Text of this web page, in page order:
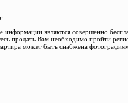
информации являются совершенно
продать Вам необходимо пройти
может быть снабжена